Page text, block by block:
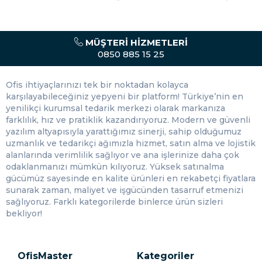
Hem mimarlık ve mühendislik öğrencileri tarafından hem
de diğer profesyonel meslek grupları tarafından sıklıkla
tercih edilmektedir. Bunların yanında yalnızca hobi olarak
Sahip olduğu kaliteli mürekkepler ve uçlar sayesinde
çizmiş olduğu çizgiler uzun süreler boyunca canlılığını ve
kalıcılığını korumaktadır.
Teknik Çizim Kalemleri Alırken
Nelere Dikkat Etmeliyim?
Çizim kalemleri alırken en çok dikkat etmeniz gereken
şey mürekkebinin sızdırmıyor olmasıdır. Özellikleteknik
çizim kalemlerisatın alırken ucuza kaçarak kalitesiz bir
markadan alırsanız muhtemelen yapacağınız bir çizimde
içinde barındırdığı mürekkebi sızdıracaktır. Buna bağlı
gelecektir. Bundan dolayı kesinlikle ama kesinlikle kaliteli
MÜŞTERI HIZMETLERI
0850 885 15 25
Ofis ihtiyaçlarınızı tek bir noktadan kolayca
karşılayabileceğiniz yepyeni bir platform! Türkiye’nin en
yenilikçi kurumsal tedarik merkezi olarak markanıza
farklılık, hız ve pratiklik kazandırıyoruz. Modern ve güvenli
yazılım altyapısıyla yarattığımız sinerji, sahip olduğumuz
uzmanlık ve tedarikçi ağımızla hizmet, satın alma ve lojistik
alanlarında verimlilik sağlıyor ve ana işlerinize daha çok
odaklanmanızı mümkün kılıyoruz. Yüksek satınalma
gücümüz sayesinde en kalite ürünleri en rekabetçi fiyatlara
sunarak zaman, maliyet ve işgücünden tasarruf etmenizi
sağlıyoruz. Farklı kategorilerde binlerce ürün sizleri
bekliyor!
OfisMaster
Kategoriler